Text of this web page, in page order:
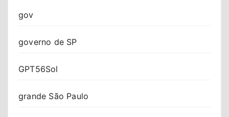
gov
governo de SP
GPT56Sol
grande São Paulo